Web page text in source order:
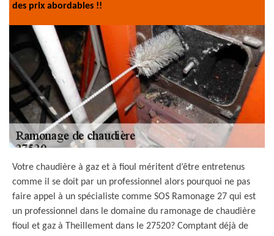
des prix abordables !!
Votre chaudière à gaz et à fioul méritent d’être entretenus
comme il se doit par un professionnel alors pourquoi ne pas
faire appel à un spécialiste comme SOS Ramonage 27 qui est
un professionnel dans le domaine du ramonage de chaudière
fioul et gaz à Theillement dans le 27520? Comptant déjà de